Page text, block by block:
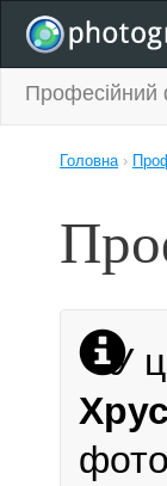
Професійний
Головна›
У